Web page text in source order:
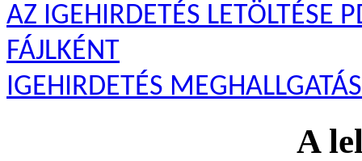
AZ IGEHIRDETÉS LETÖLTÉSE
FÁJLKÉNT
IGEHIRDETÉS
A